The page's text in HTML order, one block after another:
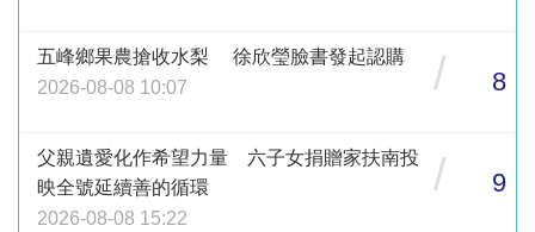
五峰鄉果農搶收水梨 徐欣瑩臉書發起認購
2026-08-08 10:07
/ 8
父親遺愛化作希望力量 六子女捐贈家扶南投
映全號延續善的循環
2026-08-08 15:22
/ 9